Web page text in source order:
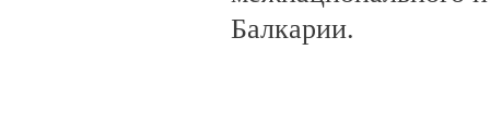
Балкарии.